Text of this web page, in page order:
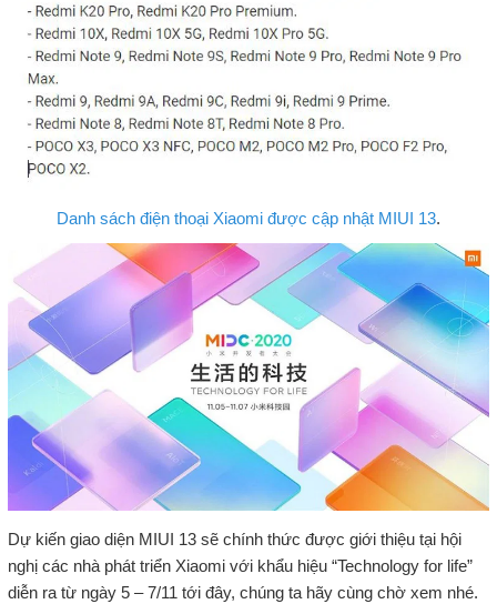
Danh sách điện thoại Xiaomi được cập nhật MIUI 13.
Dự kiến giao diện MIUI 13 sẽ chính thức được giới thiệu tại hội
nghị các nhà phát triển Xiaomi với khẩu hiệu “Technology for life”
diễn ra từ ngày 5 – 7/11 tới đây, chúng ta hãy cùng chờ xem nhé.